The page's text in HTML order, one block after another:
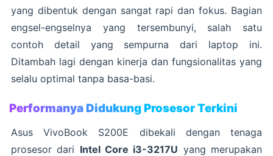
yang dibentuk dengan sangat rapi dan fokus. Bagian
engsel-engselnya yang tersembunyi, salah satu
contoh detail yang sempurna dari laptop ini.
Ditambah lagi dengan kinerja dan fungsionalitas yang
selalu optimal tanpa basa-basi.
Performanya Didukung Prosesor Terkini
Asus VivoBook S200E dibekali dengan tenaga
prosesor dari Intel Core i3-3217U yang merupakan